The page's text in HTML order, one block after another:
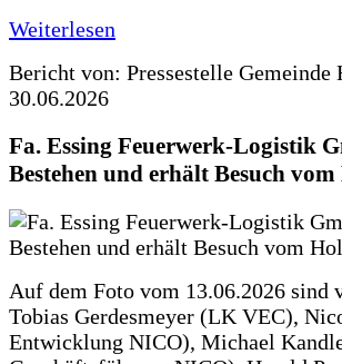
Weiterlesen
Bericht von: Pressestelle Gemeinde
30.06.2026
Fa. Essing Feuerwerk-Logistik
Bestehen und erhält Besuch
Auf dem Foto vom 13.06.2026 sind
Tobias Gerdesmeyer (LK VEC),
Entwicklung NICO), Michael